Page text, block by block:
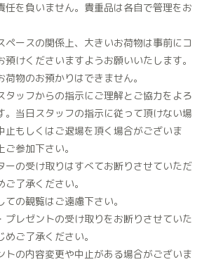
任を負いません。貴重品は各自で管理をお
ースの関係上、大きいお荷物は事前にコ
けくださいますようお願いいたします。
物のお預かりはできません。
ッフからの指示にご理解とご協力をよろ
。当日スタッフの指示に従って頂けない場
止もしくはご退場を頂く場合がございま
参加下さい。
の受け取りはすべてお断りさせていただ
了承ください。
の観覧はご遠慮下さい。
レゼントの受け取りをお断りさせていた
ご了承ください。
の内容変更や中止がある場合がございま